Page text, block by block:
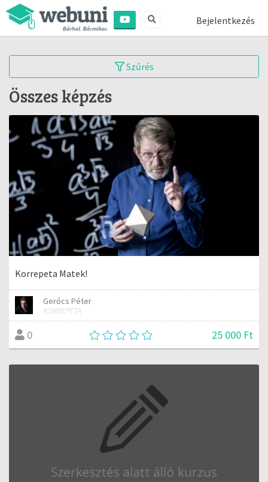
Bejelentkezés
Szűrés
Összes képzés
Korrepeta Matek!
Gerőcs Péter
KORREPETA
0 25 000 Ft